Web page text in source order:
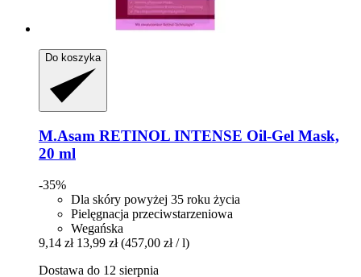
Do koszyka
M.Asam RETINOL INTENSE Oil-​Gel Mask,
20 ml
-35%
Dla skóry powyżej 35 roku życia
Pielęgnacja przeciwstarzeniowa
Wegańska
9,14 zł 13,99 zł (457,00 zł / l)
Dostawa do 12 sierpnia